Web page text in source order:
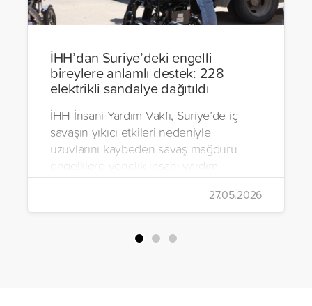
İHH’dan Suriye’deki engelli
bireylere anlamlı destek: 228
elektrikli sandalye dağıtıldı
İHH İnsani Yardım Vakfı, Suriye’de iç
savaşın yıkıcı etkileri nedeniyle
uzuvlarını kaybeden savaş mağduru
engellilere yönelik insani yardım
çalışmalarını aralıksız sürdürüyor. Vakıf,
yürütülen son projeyle Suriye’nin Şam,
Halep, Hama, Humus ve İdlib
bölgelerinde zor şartlarda yaşayan
27.05.2026